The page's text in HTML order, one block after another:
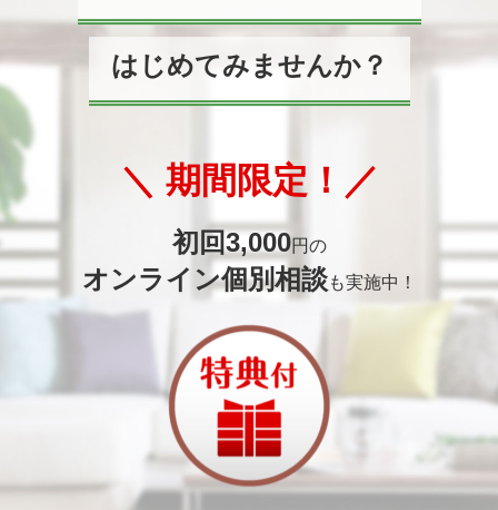
はじめてみませんか？
＼ 期間限定！／
初回3,000円の
オンライン個別相談も実施中！